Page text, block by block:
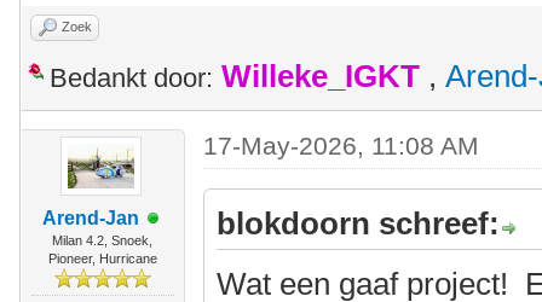
Zoek
Bedankt door: Willeke_IGKT ,
Arend-Jan
Milan 4.2, Snoek,
Pioneer, Hurricane
17-May-2026, 11:08 AM
blokdoorn schreef:
Wat een gaaf project!